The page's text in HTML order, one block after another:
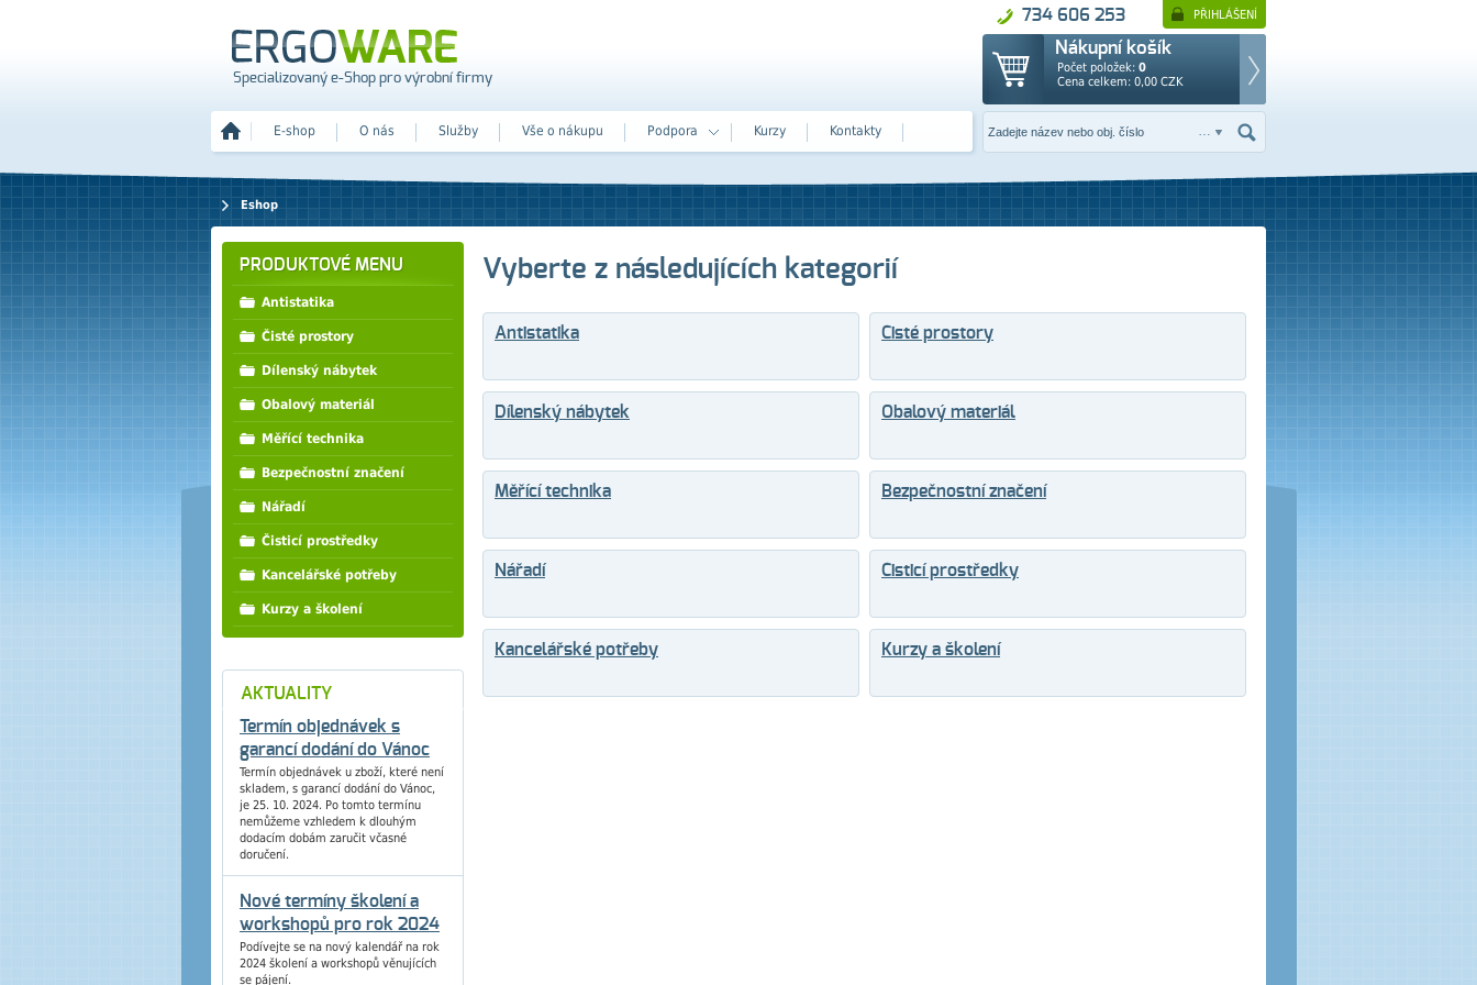
Specializovaný e-Shop pro výrobní firmy
Nákupní košík
Počet položek: 0
Cena celkem: 0,00 CZK
PŘIHLÁŠENÍ
734 606 253
E-shop O nás Služby Vše o nákupu Podpora Kurzy Kontakty
Eshop
Vyberte z následujících kategorií
Antistatika Čisté prostory
Dílenský nábytek Obalový materiál
Měřící technika Bezpečnostní značení
Nářadí Čisticí prostředky
Kancelářské potřeby Kurzy a školení
PRODUKTOVÉ MENU
Antistatika
Čisté prostory
Dílenský nábytek
Obalový materiál
Měřící technika
Bezpečnostní značení
Nářadí
Čisticí prostředky
Kancelářské potřeby
Kurzy a školení
AKTUALITY
Termín objednávek s
garancí dodání do Vánoc
Termín objednávek u zboží, které není
skladem, s garancí dodání do Vánoc,
je 25. 10. 2024. Po tomto termínu
nemůžeme vzhledem k dlouhým
dodacím dobám zaručit včasné
doručení.
Nové termíny školení a
workshopů pro rok 2024
Podívejte se na nový kalendář na rok
2024 školení a workshopů věnujících
se pájení.